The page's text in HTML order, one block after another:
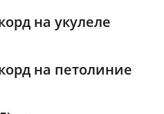
на укулеле
на петолиние